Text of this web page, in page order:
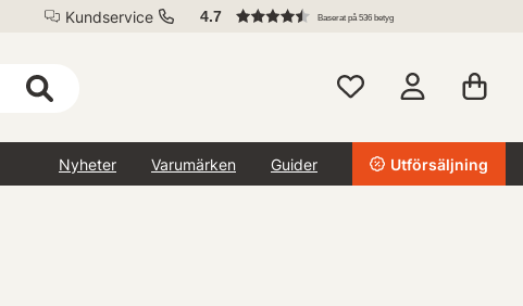
Kundservice 4.7 Baserat på 536 betyg
Nyheter Varumärken Guider Utförsäljning